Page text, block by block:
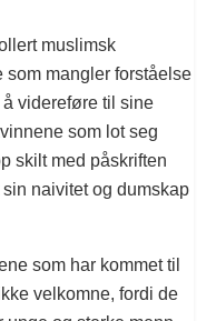
muslimsk
som mangler forståelse
videreføre til sine
som lot seg
skilt med påskriften
naivitet og dumskap
som har kommet til
velkomne, fordi de